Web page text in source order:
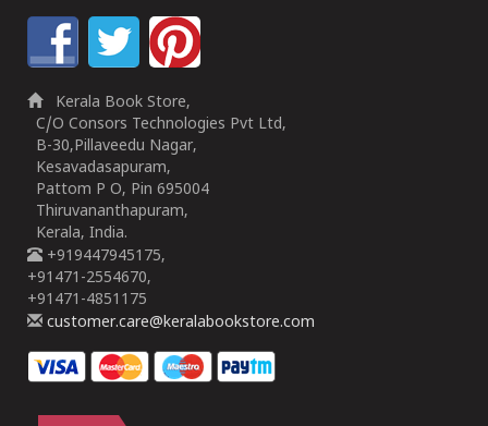
Kerala Book Store,
C/O Consors Technologies Pvt Ltd,
B-30,Pillaveedu Nagar,
Kesavadasapuram,
Pattom P O, Pin 695004
Thiruvananthapuram,
Kerala, India.
+919447945175,
+91471-2554670,
+91471-4851175
customer.care@keralabookstore.com